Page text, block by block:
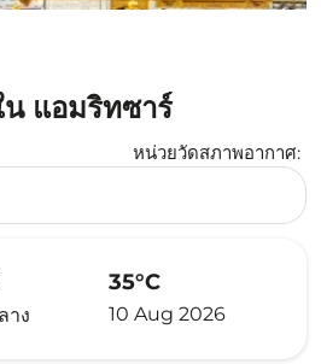
แอมริทซาร์
หน่วยวัดสภาพอากาศ:
ซียส Selected
าง
35°C
10 Aug 2026